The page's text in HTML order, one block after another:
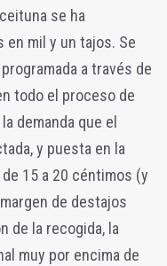
se ha
mil y un tajos. Se
a través de
todo el proceso de
demanda que el
y puesta en la
15 a 20 céntimos (y
de destajos
de la recogida, la
muy por encima de